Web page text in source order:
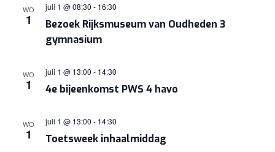
WO
1
Bezoek Rijksmuseum van Oudheden 3
gymnasium
juli 1 @ 08:30 - 16:30
WO
1 4e bijeenkomst PWS 4 havo
juli 1 @ 13:00 - 14:30
WO
1 Toetsweek inhaalmiddag
juli 1 @ 13:00 - 14:30